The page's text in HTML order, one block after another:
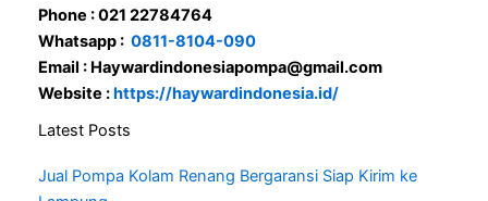
Phone : 021 22784764
Whatsapp : 0811-8104-090
Email : Haywardindonesiapompa@gmail.com
Website :https://haywardindonesia.id/
Latest Posts
Jual Pompa Kolam Renang Bergaransi Siap Kirim ke